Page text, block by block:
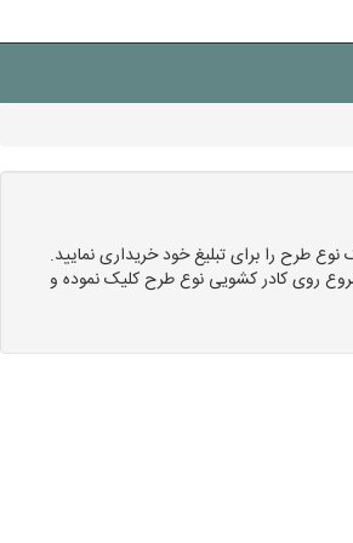
نوع طرح را برای تبلیغ خود خریداری نمایید.
روی کادر کشویی نوع طرح کلیک نموده و